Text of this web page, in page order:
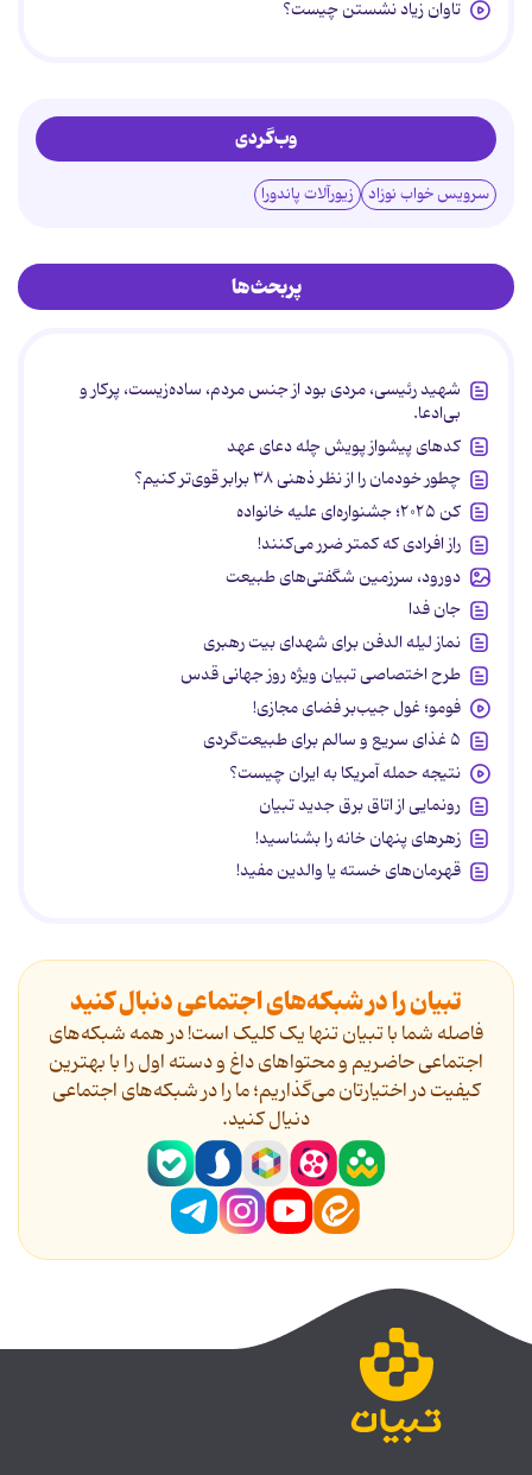
تاوان زیاد نشستن چیست؟
وب‌گردی
سرویس خواب نوزاد زیورآلات پاندورا
پربحث‌ها
شهید رئیسی، مردی بود از جنس مردم، ساده‌زیست، پرکار و
بی‌ادعا.
کدهای پیشواز پویش چله دعای عهد
چطور خودمان را از نظر ذهنی ۳۸ برابر قوی‌تر کنیم؟
کن ۲۰۲۵؛ جشنواره‌ای علیه خانواده
راز افرادی که کمتر ضرر می‌کنند!
دورود، سرزمین شگفتی‌های طبیعت
جان فدا
نماز لیله الدفن برای شهدای بیت رهبری
طرح اختصاصی تبیان ویژه روز جهانی قدس
فومو؛ غول جیب‌بر فضای مجازی!
۵ غذای سریع و سالم برای طبیعت‌گردی
نتیجه حمله آمریکا به ایران چیست؟
رونمایی از اتاق برق جدید تبیان
زهرهای پنهان خانه را بشناسید!
قهرمان‌های خسته یا والدین مفید!
تبیان را در شبکه‌های اجتماعی دنبال کنید
فاصله شما با تبیان تنها یک کلیک است! در همه شبکه‌های
اجتماعی حاضریم و محتواهای داغ و دسته اول را با بهترین
کیفیت در اختیارتان می‌گذاریم؛ ما را در شبکه‌های اجتماعی
دنیال کنید.